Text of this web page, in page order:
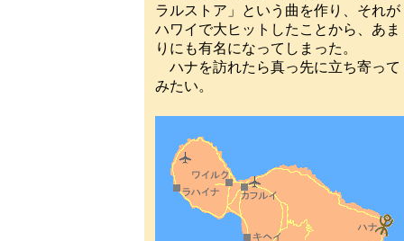
ラルストア」という曲を作り、それが
ハワイで大ヒットしたことから、あま
りにも有名になってしまった。
ハナを訪れたら真っ先に立ち寄って
みたい。